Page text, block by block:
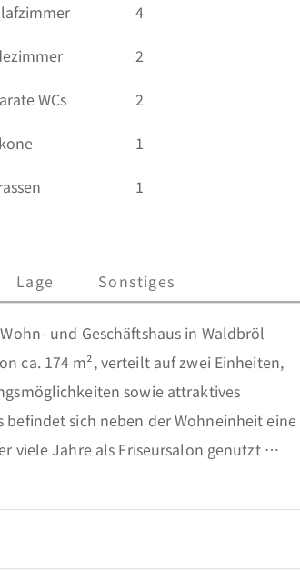
4
2
WCs
2
1
1
Lage Sonstiges
und Geschäftshaus in Waldbröl
ca. 174 m², verteilt auf zwei Einheiten,
sowie attraktives
sich neben der Wohneinheit eine
viele Jahre als Friseursalon genutzt
sowie ein WC verfügt -  ideal für Wohnen
bietet ein Wohnzimmer mit Zugang
eine zweite Wohneinheit mit